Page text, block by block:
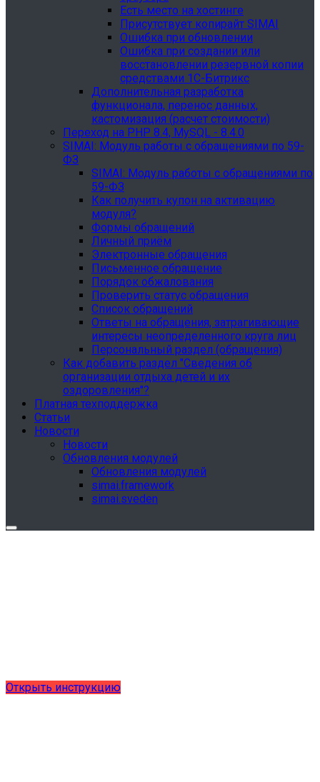
Есть место на хостинге
Присутствует копирайт SIMAI
Ошибка при обновлении
Ошибка при создании или
восстановлении резервной копии
средствами 1С-Битрикс
Дополнительная разработка
функционала, перенос данных,
кастомизация (расчет стоимости)
Переход на PHP 8.4, MySQL - 8.4.0
SIMAI: Модуль работы с обращениями по 59-
ФЗ
SIMAI: Модуль работы с обращениями по
59-ФЗ
Как получить купон на активацию
модуля?
Формы обращений
Личный приём
Электронные обращения
Письменное обращение
Порядок обжалования
Проверить статус обращения
Список обращений
Ответы на обращения, затрагивающие
интересы неопределенного круга лиц
Персональный раздел (обращения)
Как добавить раздел "Сведения об
организации отдыха детей и их
оздоровления"?
Платная техподдержка
Статьи
Новости
Новости
Обновления модулей
Обновления модулей
simai.framework
simai.sveden
Открыть инструкцию